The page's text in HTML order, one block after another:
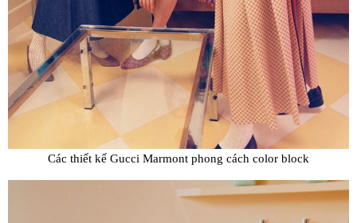
Các thiết kế Gucci Marmont phong cách color block